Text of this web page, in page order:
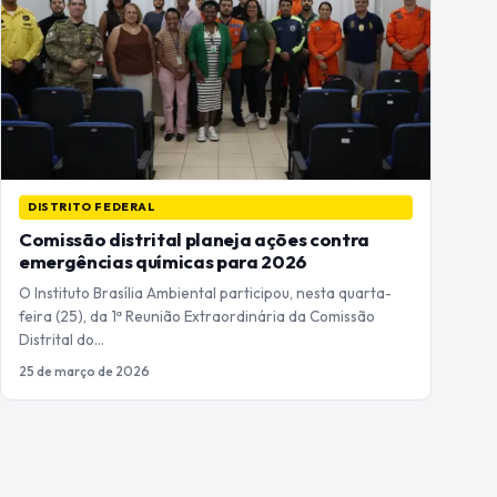
DISTRITO FEDERAL
Comissão distrital planeja ações contra
emergências químicas para 2026
O Instituto Brasília Ambiental participou, nesta quarta-
feira (25), da 1ª Reunião Extraordinária da Comissão
Distrital do…
25 de março de 2026